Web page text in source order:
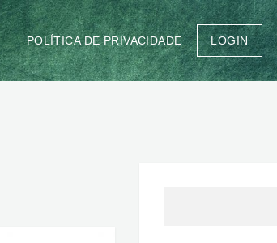
POLÍTICA DE PRIVACIDADE LOGIN